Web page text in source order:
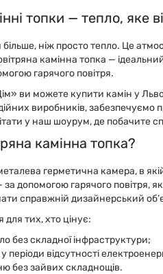
топки — тепло, яке
ніж просто тепло. Це
камінна топка —
гарячого повітря.
ви можете купити камін у
виробників,
у наш шоурум, де побачите
камінна топка?
герметична камера, в
допомогою гарячого повітря,
справжній дизайнерський
для тих, хто цінує:
без складної інфраструктури;
періоди відсутності
без зайвих складнощів.